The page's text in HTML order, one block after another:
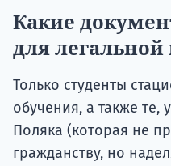
Какие
для легальной
Только студенты
обучения, а также те,
Поляка (которая не
гражданству, но